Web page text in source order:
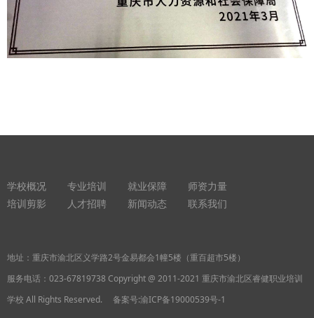
学校概况 专业培训 就业保障
师资力量
培训剪影
人才招聘 新闻动态 联系我们
地址：重庆市渝北区义学路2号金易都会1幢5楼（重百超市5楼）
服务电话： 023-67819738 Copyright @ 2011-2021 重庆市渝北区睿健职业培训
学校 All Rights Reserved. 备案号:渝ICP备19000539号-1